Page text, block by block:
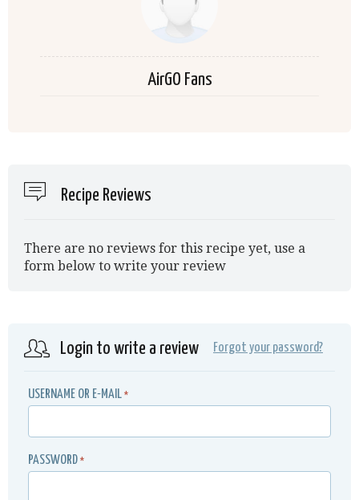
AirGO Fans
Recipe Reviews
There are no reviews for this recipe yet, use a
form below to write your review
Login to write a review Forgot your password?
USERNAME OR E-MAIL *
PASSWORD *